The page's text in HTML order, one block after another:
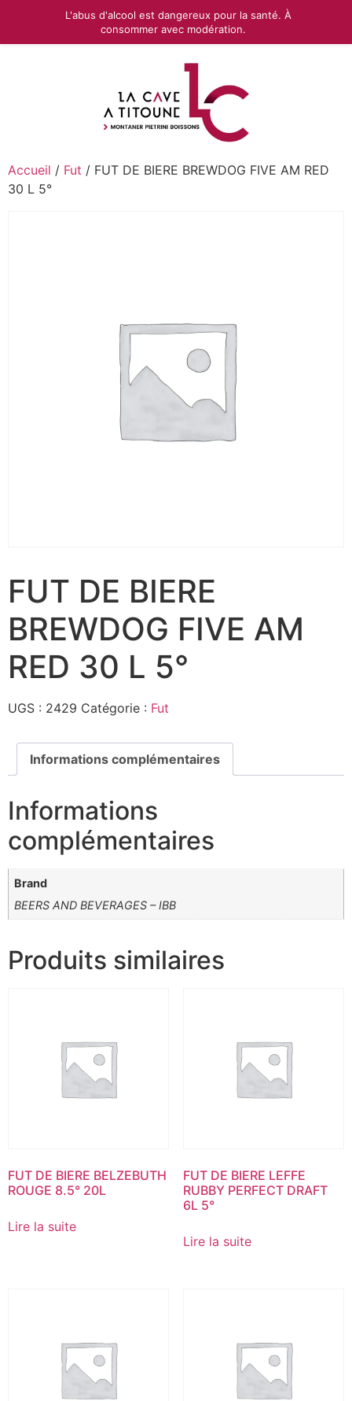
Accueil / Fut / FUT DE BIERE BREWDOG FIVE AM RED
30 L 5°
FUT DE BIERE
BREWDOG FIVE AM
RED 30 L 5°
UGS : 2429 Catégorie : Fut
Informations complémentaires
Informations
complémentaires
Brand
BEERS AND BEVERAGES – IBB
Produits similaires
FUT DE BIERE BELZEBUTH
ROUGE 8.5° 20L
Lire la suite
FUT DE BIERE LEFFE
RUBBY PERFECT DRAFT
6L 5°
Lire la suite
L'abus d'alcool est dangereux pour la santé. À
consommer avec modération.